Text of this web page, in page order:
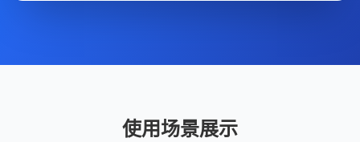
使用场景展示